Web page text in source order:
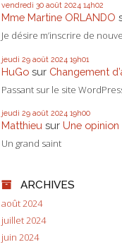
vendredi 30 août 2024 14h02
Mme Martine ORLANDO
Je désire m’inscrire de
jeudi 29 août 2024 19h01
HuGo sur Changement
Passant sur le site
jeudi 29 août 2024 19h00
Matthieu sur Une
Un grand saint
ARCHIVES
août 2024
juillet 2024
juin 2024